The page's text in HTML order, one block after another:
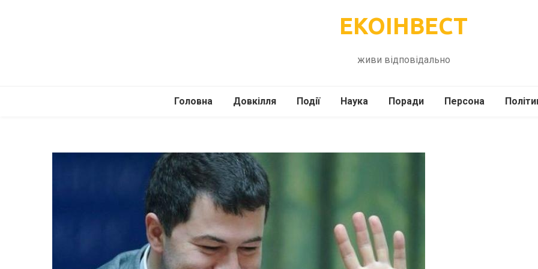
ЕКОІНВЕСТ
живи відповідально
Головна Довкілля
Подорожі
Події
Інше
Наука
Психологія
Поради
Здоров’я
Персона